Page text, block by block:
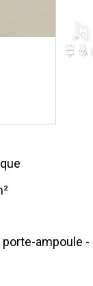
ampoule